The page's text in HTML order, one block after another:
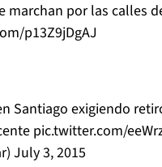
marchan por las calles
p13Z9jDgAJ
Santiago exigiendo
pic.twitter.com/
July 3, 2015